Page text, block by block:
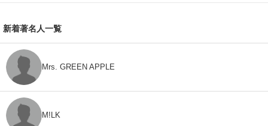
新着著名人一覧
Mrs. GREEN APPLE
M!LK